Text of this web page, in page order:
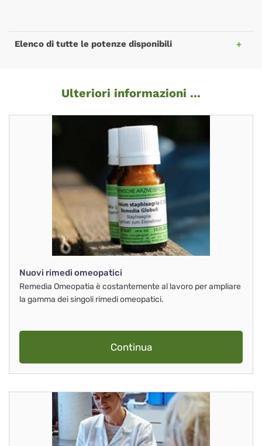
Elenco di tutte le potenze disponibili
Ulteriori informazioni ...
Nuovi rimedi omeopatici
Remedia Omeopatia è costantemente al lavoro per ampliare
la gamma dei singoli rimedi omeopatici.
Continua